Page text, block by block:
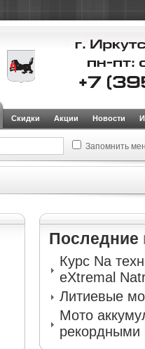
Скидки Акции Новости
Запомнить
и внедорожников
Последние
Курс Na
eXtremal
Литиевые
Мото
рекордными